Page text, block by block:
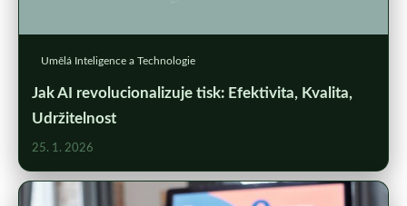
Umělá Inteligence a Technologie
Jak AI revolucionalizuje tisk: Efektivita, Kvalita,
Udržitelnost
25. 1. 2026